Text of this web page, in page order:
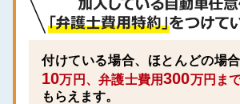
付けている場合、ほとんどの場
10万円、弁護士費用300万円ま
もらえます。